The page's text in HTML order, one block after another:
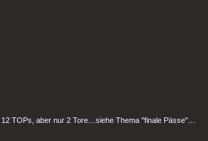
12 TOPs, aber nur 2 Tore…siehe Thema "finale Pässe"…